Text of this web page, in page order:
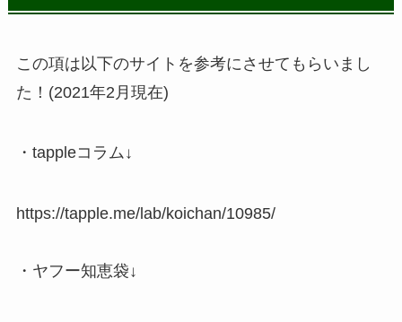
この項は以下のサイトを参考にさせてもらいまし
た！(2021年2月現在)
・tappleコラム↓
https://tapple.me/lab/koichan/10985/
・ヤフー知恵袋↓